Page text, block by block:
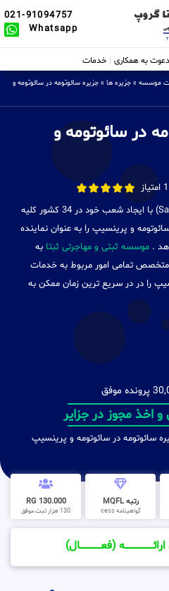
021-91094757
Whatsapp
دعوت به همکاری خدمات
موسسه » جزیره ها » جزیره سائوتومه در سائوتومه و
در سائوتومه و
(Sabtta Group) با ایجاد شعب خود در 34 کشور کلیه
و پرینسیپ را به عنوان نماینده
. موسسه ثبتی و مهاجرتی ثبتا به
متخصص تمامی امور مربوط به خدمات
را در در سریع ترین زمان ممکن به
و اخذ مجوز در جزایر
سائوتومه در سائوتومه و پرینسیپ
رتبه MQFL
گواهینامه cess
130.000 RG
130 هزار ثبت موفق
(فعـــــــــــــــال)